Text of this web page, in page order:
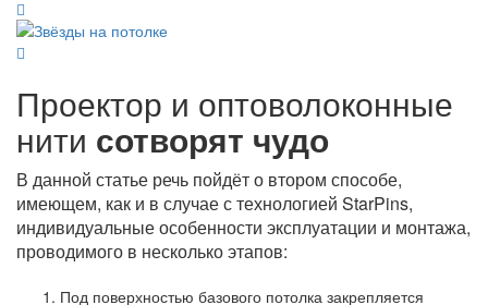
Проектор и оптоволоконные
нити сотворят чудо
В данной статье речь пойдёт о втором способе,
имеющем, как и в случае с технологией StarPins,
индивидуальные особенности эксплуатации и монтажа,
проводимого в несколько этапов:
Под поверхностью базового потолка закрепляется